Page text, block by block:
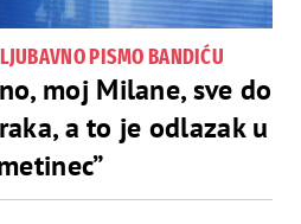
PISMO BANDIĆU
moj Milane, sve do
a to je odlazak u